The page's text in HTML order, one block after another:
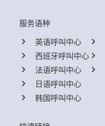
服务语种
英语呼叫中心
西班牙呼叫中心
法语呼叫中心
日语呼叫中心
韩国呼叫中心